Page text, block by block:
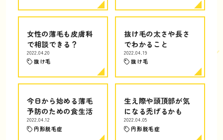
女性の薄毛も皮膚科
で相談できる？
2022.04.20
抜け毛
抜け毛の太さや長さ
でわかること
2022.04.19
抜け毛
今日から始める薄毛
予防のための食生活
2022.04.12
円形脱毛症
生え際や頭頂部が気
になる禿げるかも
2022.04.05
円形脱毛症